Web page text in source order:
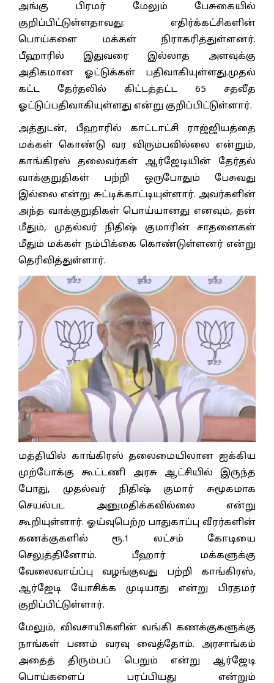
அங்கு பிரமர் மேலும் பேசுகையில்
குறிப்பிட்டுள்ளதாவது: எதிர்க்கட்சிகளின்
பொய்களை மக்கள் நிராகரித்துள்ளனர்.
பீஹாரில் இதுவரை இல்லாத அளவுக்கு
அதிகமான ஓட்டுக்கள் பதிவாகியுள்ளது.முதல்
கட்ட தேர்தலில் கிட்டத்தட்ட 65 சதவீத
ஓட்டுப்பதிவாகியுள்ளது என்று குறிப்பிட்டுள்ளார்.
அத்துடன், பீஹாரில் காட்டாட்சி ராஜ்ஜியத்தை
மக்கள் கொண்டு வர விரும்பவில்லை என்றும்,
காங்கிரஸ் தலைவர்கள் ஆர்ஜேடியின் தேர்தல்
வாக்குறுதிகள் பற்றி ஒருபோதும் பேசுவது
இல்லை என்று சுட்டிக்காட்டியுள்ளார். அவர்களின்
அந்த வாக்குறுதிகள் பொய்யானது எனவும், தன்
மீதும், முதல்வர் நிதிஷ் குமாரின் சாதனைகள்
மீதும் மக்கள் நம்பிக்கை கொண்டுள்ளனர் என்று
தெரிவித்துள்ளார்.
மத்தியில் காங்கிரஸ் தலைமையிலான ஐக்கிய
முற்போக்கு கூட்டணி அரசு ஆட்சியில் இருந்த
போது, முதல்வர் நிதிஷ் குமார் சுமூகமாக
செயல்பட அனுமதிக்கவில்லை என்று
கூறியுள்ளார். ஓய்வுபெற்ற பாதுகாப்பு வீரர்களின்
கணக்குகளில் ரூ.1 லட்சம் கோடியை
செலுத்தினோம். பீஹார் மக்களுக்கு
வேலைவாய்ப்பு வழங்குவது பற்றி காங்கிரஸ்,
ஆர்ஜேடி யோசிக்க முடியாது என்று பிரதமர்
குறிப்பிட்டுள்ளார்.
மேலும், விவசாயிகளின் வங்கி கணக்குகளுக்கு
நாங்கள் பணம் வரவு வைத்தோம். அரசாங்கம்
அதைத் திரும்பப் பெறும் என்று ஆர்ஜேடி
பொய்களைப் பரப்பியது என்றும்